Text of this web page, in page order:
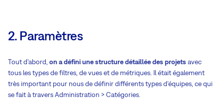
2. Paramètres
Tout d'abord, on a défini une structure détaillée des projets avec
tous les types de filtres, de vues et de métriques. Il était également
très important pour nous de définir différents types d'équipes, ce qui
se fait à travers Administration > Catégories.